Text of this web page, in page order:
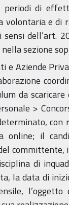
periodi di
volontaria e di
dell’art.
sezione
e Aziende
da
>
online; il
di
la data di